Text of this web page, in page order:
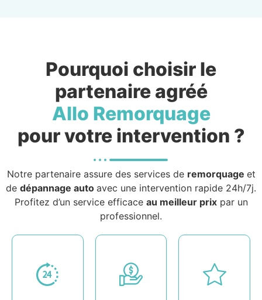
Pourquoi choisir le
partenaire agréé
Allo Remorquage
pour votre intervention ?
Notre partenaire assure des services de remorquage et
de dépannage auto avec une intervention rapide 24h/7j.
Profitez d’un service efficace au meilleur prixpar un
professionnel.